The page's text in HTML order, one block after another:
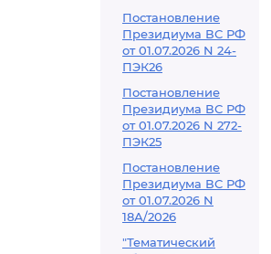
Постановление
Президиума ВС РФ
от 01.07.2026 N 24-
ПЭК26
Постановление
Президиума ВС РФ
от 01.07.2026 N 272-
ПЭК25
Постановление
Президиума ВС РФ
от 01.07.2026 N
18А/2026
"Тематический